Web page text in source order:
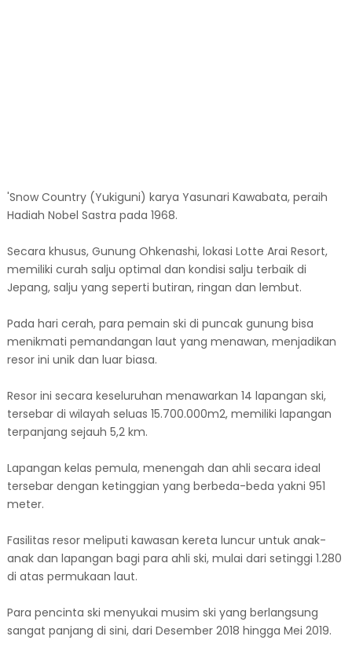
'Snow Country (Yukiguni) karya Yasunari Kawabata, peraih
Hadiah Nobel Sastra pada 1968.
Secara khusus, Gunung Ohkenashi, lokasi Lotte Arai Resort,
memiliki curah salju optimal dan kondisi salju terbaik di
Jepang, salju yang seperti butiran, ringan dan lembut.
Pada hari cerah, para pemain ski di puncak gunung bisa
menikmati pemandangan laut yang menawan, menjadikan
resor ini unik dan luar biasa.
Resor ini secara keseluruhan menawarkan 14 lapangan ski,
tersebar di wilayah seluas 15.700.000m2, memiliki lapangan
terpanjang sejauh 5,2 km.
Lapangan kelas pemula, menengah dan ahli secara ideal
tersebar dengan ketinggian yang berbeda-beda yakni 951
meter.
Fasilitas resor meliputi kawasan kereta luncur untuk anak-
anak dan lapangan bagi para ahli ski, mulai dari setinggi 1.280
di atas permukaan laut.
Para pencinta ski menyukai musim ski yang berlangsung
sangat panjang di sini, dari Desember 2018 hingga Mei 2019.